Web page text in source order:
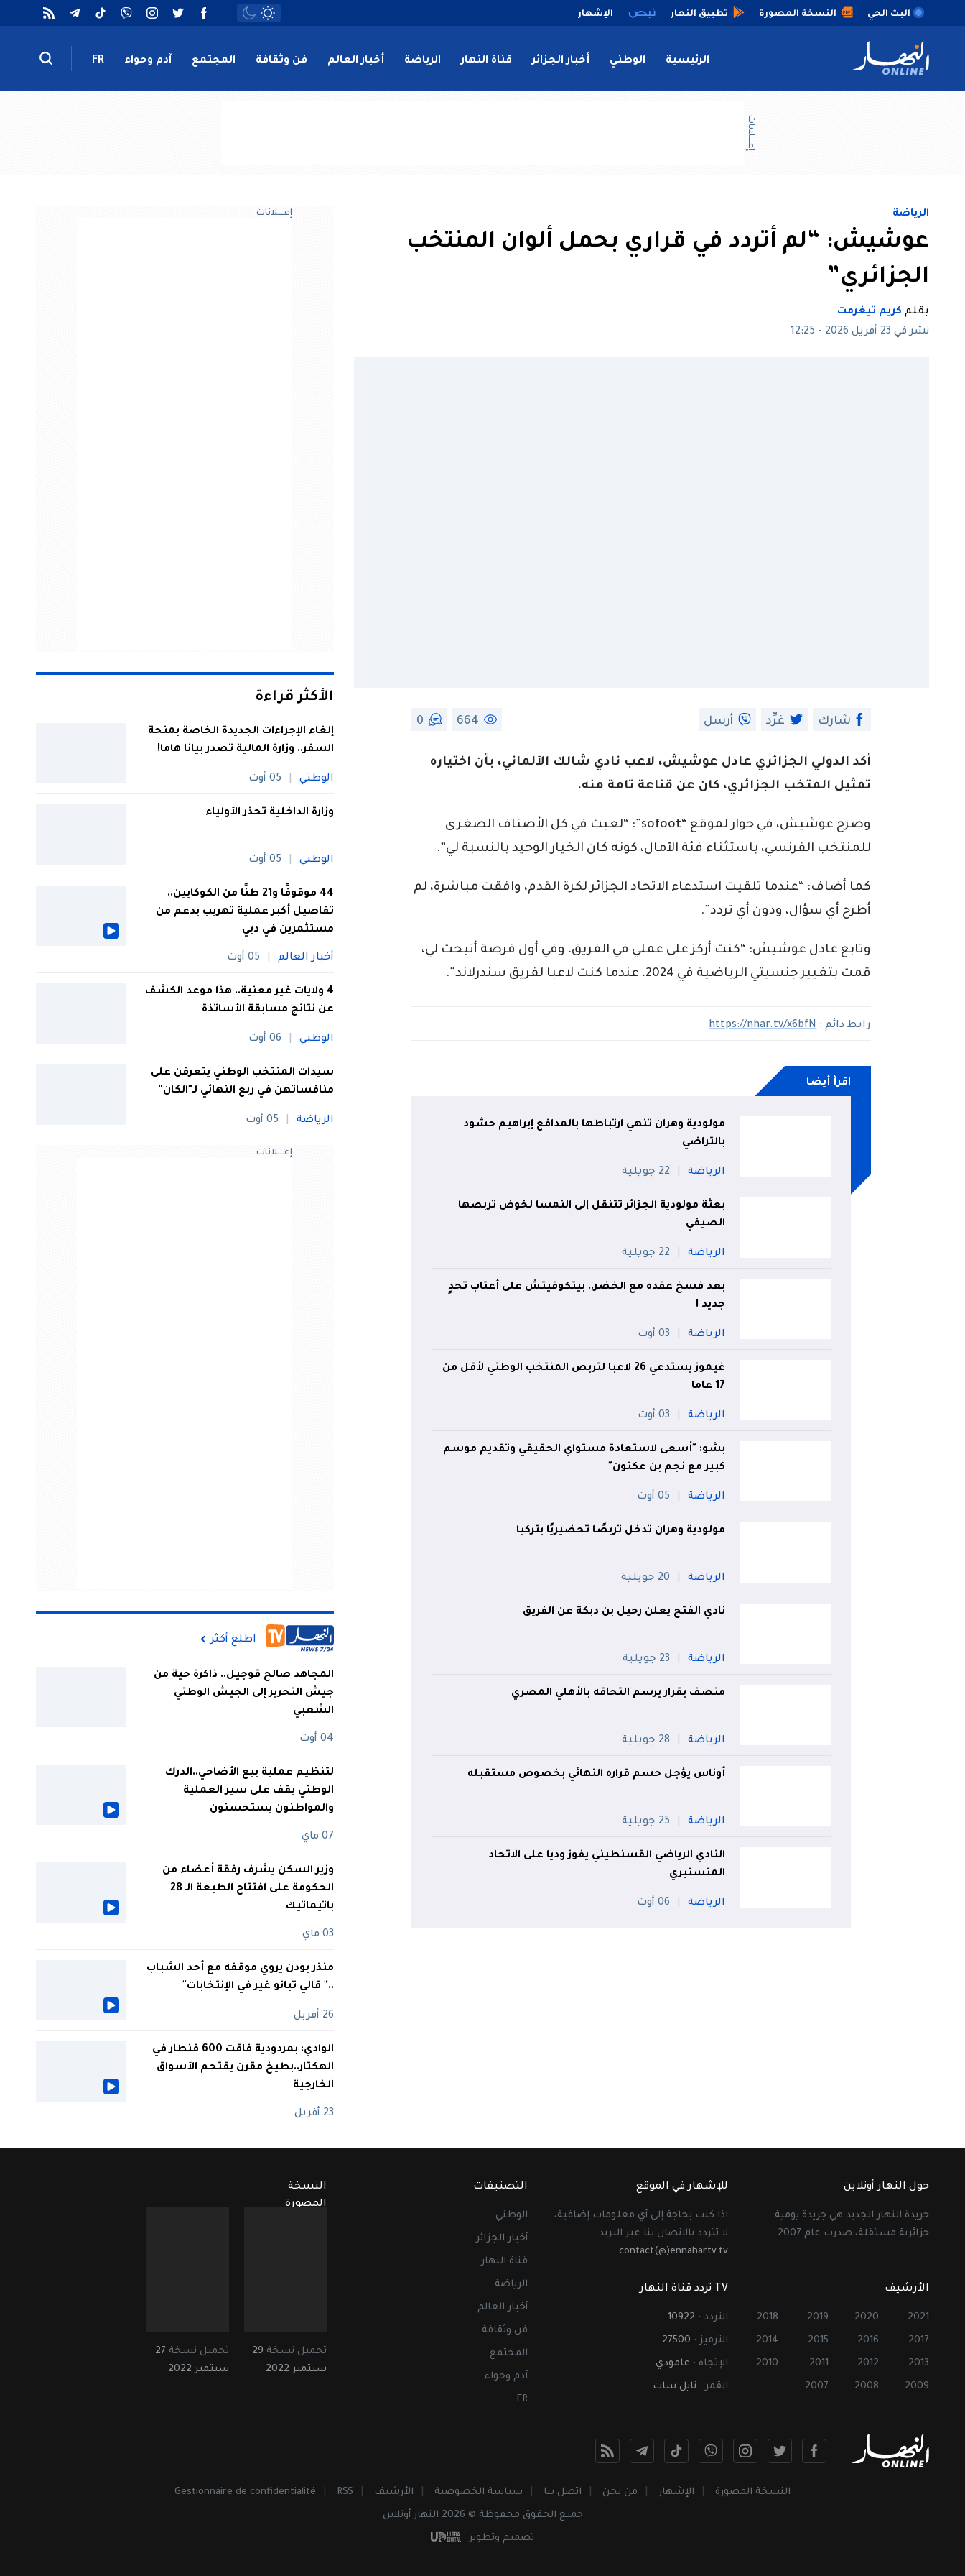
البث الحي النسخة المصورة تطبيق النهار الإشهار
الرئيسية الوطني أخبار الجزائر قناة النهار الرياضة أخبار العالم فن وثقافة المجتمع آدم وحواء FR
إعــــلانات
الرياضة
عوشيش: “لم أتردد في قراري بحمل ألوان المنتخب
الجزائري”
بقلم كريم تيغرمت
نشر في 23 أفريل 2026 - 12:25
شارك غرِّد أرسل 664
0
أكد الدولي الجزائري عادل عوشيش، لاعب نادي شالك الألماني، بأن اختياره
تمثيل المتخب الجزائري، كان عن قناعة تامة منه.
وصرح عوشيش، في حوار لموقع “sofoot”: “لعبت في كل الأصناف الصغرى
للمنتخب الفرنسي، باستثناء فئة الآمال، كونه كان الخيار الوحيد بالنسبة لي”.
كما أضاف: “عندما تلقيت استدعاء الاتحاد الجزائر لكرة القدم، وافقت مباشرة، لم
أطرح أي سؤال، ودون أي تردد”.
وتابع عادل عوشيش: “كنت أركز على عملي في الفريق، وفي أول فرصة أتيحت لي،
قمت بتغيير جنسيتي الرياضية في 2024، عندما كنت لاعبا لفريق سندرلاند”.
رابط دائم :https://nhar.tv/x6bfN
اقرأ أيضا
مولودية وهران تنهي ارتباطها بالمدافع إبراهيم حشود
بالتراضي
الرياضة 22 جويلية
بعثة مولودية الجزائر تتنقل إلى النمسا لخوض تربصها
الصيفي
الرياضة 22 جويلية
بعد فسخ عقده مع الخضر.. بيتكوفيتش على أعتاب تحدٍ
جديد !
الرياضة 03 أوت
غيموز يستدعي 26 لاعبا لتربص المنتخب الوطني لأقل من
17 عاما
الرياضة 03 أوت
بشو: "أسعى لاستعادة مستواي الحقيقي وتقديم موسم
كبير مع نجم بن عكنون"
الرياضة 05 أوت
مولودية وهران تدخل تربصًا تحضيريًا بتركيا
الرياضة 20 جويلية
نادي الفتح يعلن رحيل بن دبكة عن الفريق
الرياضة 23 جويلية
منصف بقرار يرسم التحاقه بالأهلي المصري
الرياضة 28 جويلية
أوناس يؤجل حسم قراره النهائي بخصوص مستقبله
الرياضة 25 جويلية
النادي الرياضي القسنطيني يفوز وديا على الاتحاد
المنستيري
الرياضة 06 أوت
إعــــلانات
الأكثر قراءة
إلغاء الإجراءات الجديدة الخاصة بمنحة
السفر.. وزارة المالية تصدر بيانا هاما!
الوطني 05 أوت
وزارة الداخلية تحذر الأولياء
الوطني 05 أوت
44 موقوفًا و21 طنًا من الكوكايين..
تفاصيل أكبر عملية تهريب بدعم من
مستثمرين في دبي
أخبار العالم 05 أوت
4 ولايات غير معنية.. هذا موعد الكشف
عن نتائج مسابقة الأساتذة
الوطني 06 أوت
سيدات المنتخب الوطني يتعرفن على
منافساتهن في ربع النهائي لـ"الكان"
الرياضة 05 أوت
إعــــلانات
اطلع أكثر
المجاهد صالح قوجيل.. ذاكرة حية من
جيش التحرير إلى الجيش الوطني
الشعبي
04 أوت
لتنظيم عملية بيع الأضاحي..الدرك
الوطني يقف على سير العملية
والمواطنون يستحسنون
07 ماي
وزير السكن يشرف رفقة أعضاء من
الحكومة على افتتاح الطبعة الـ 28
باتيماتيك
03 ماي
منذر بودن يروي موقفه مع أحد الشباب
.." قالي تبانو غير في الإنتخابات"
26 أفريل
الوادي: بمردودية فاقت 600 قنطار في
الهكتار..بطيخ مقرن يقتحم الأسواق
الخارجية
23 أفريل
حول النهار أونلاين
جريدة النهار الجديد هي جريدة يومية
جزائرية مستقلة، صدرت عام 2007.
للإشهار في الموقع
اذا كنت بحاجة إلى أي معلومات إضافية،
لا تتردد بالاتصال بنا عبر البريد
contact(@)ennahartv.tv
الأرشيف
2021
2020
2019
2018
2017
2016
2015
2014
2013
2012
2011
2010
2009
2008
2007
TV تردد قناة النهار
التردد : 10922
الترميز : 27500
الإتجاه : عامودي
القمر : نايل سات
التصنيفات
الوطني
أخبار الجزائر
قناة النهار
الرياضة
أخبار العالم
فن وثقافة
المجتمع
آدم وحواء
FR
النسخة
المصورة
تحميل نسخة 29
سبتمبر 2022
تحميل نسخة 27
سبتمبر 2022
النسخة المصورة الإشهار من نحن اتصل بنا سياسة الخصوصية الأرشيف RSS
Gestionnaire de confidentialité
جميع الحقوق محفوظة © 2026 النهار أونلاين
تصميم وتطوير